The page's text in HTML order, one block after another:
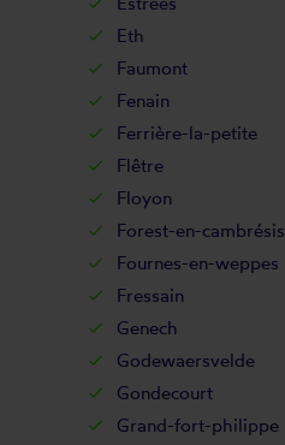
Eth
Faumont
Fenain
Ferrière-la-petite
Flêtre
Floyon
Forest-en-cambrésis
Fournes-en-weppes
Fressain
Genech
Godewaersvelde
Gondecourt
Grand-fort-philippe